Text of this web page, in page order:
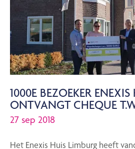
1000E BEZOEKER
ONTVANGT CHEQUE
27 sep 2018
Het Enexis Huis Limburg heeft